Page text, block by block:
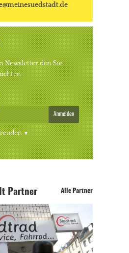
Newsletter den Sie
Anmelden
Partner Alle Partner